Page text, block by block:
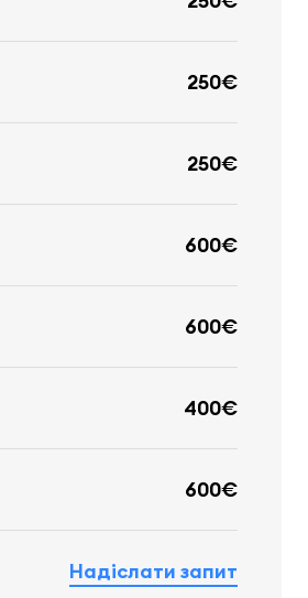
250€
250€
600€
600€
400€
600€
Надіслати запит